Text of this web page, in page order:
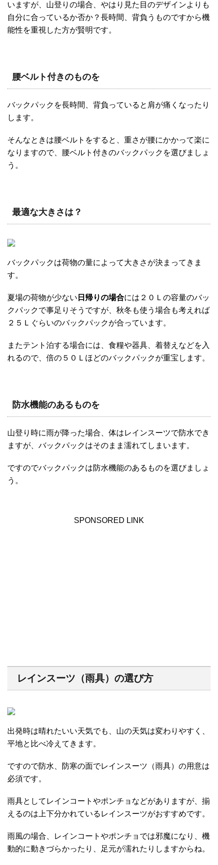
いますが、山登りの場合、やはり見た目のデザインよりも
自分に合っているか否か？長時間、背負うものですから機
能性を重視した方が賢明です。
腰ベルト付きのものを
バックパックを長時間、背負っていると肩が痛くなったり
します。
そんなときは腰ベルトをすると、重さが腰にかかって楽に
なりますので、腰ベルト付きのバックパックを選びましょ
う。
最適な大きさは？
バックパックは荷物の量によって大きさが決まってきま
す。
夏場の荷物が少ない 日帰りの場合には２０Ｌの容量のバッ
クパックで事足りそうですが、秋冬も使う場合も考えれば
２５Ｌぐらいのバックパックが合っています。
またテント泊する場合には、食糧や器具、着替えなどを入
れるので、倍の５０Ｌほどのバックパックが重宝します。
防水機能のあるものを
山登り時に雨が降った場合、体はレインスーツで防水でき
ますが、バックパックはそのまま濡れてしまいます。
ですのでバックパックは防水機能のあるものを選びましょ
う。
SPONSORED LINK
レインスーツ（雨具）の選び方
出発時は晴れたいい天気でも、山の天気は変わりやすく、
平地と比べ冷えてきます。
ですので防水、防寒の面でレインスーツ（雨具）の用意は
必須です。
雨具としてレインコートやポンチョなどがありますが、揃
えるのは上下分かれているレインスーツがおすすめです。
雨風の場合、レインコートやポンチョでは邪魔になり、機
動的に動きづらかったり、足元が濡れたりしますからね。